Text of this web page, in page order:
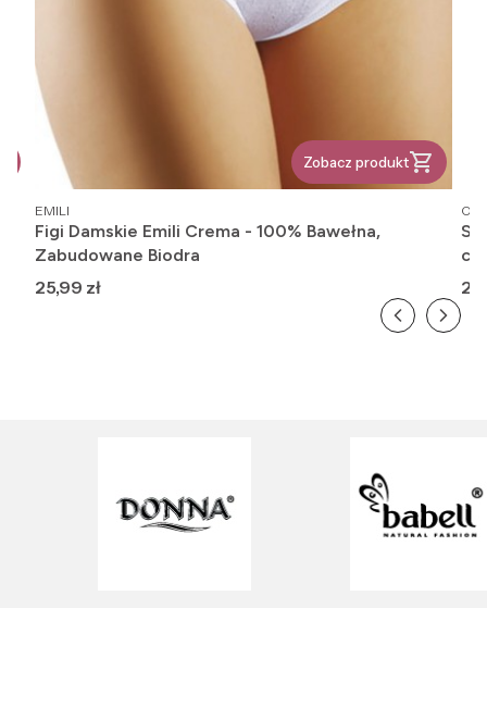
Zobacz produkt
PRODUCENT
EMILI
Figi Damskie Emili Crema - 100% Bawełna,
Zabudowane Biodra
Cena
25,99 zł